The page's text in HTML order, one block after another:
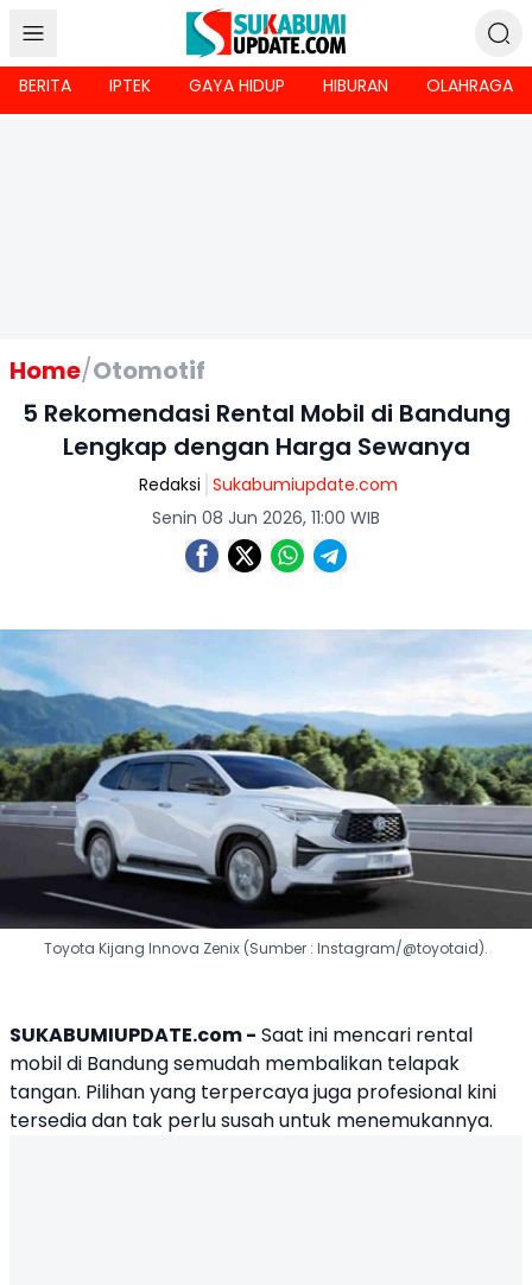
BERITA IPTEK GAYA HIDUP HIBURAN OLAHRAGA
Home/Otomotif
5 Rekomendasi Rental Mobil di Bandung
Lengkap dengan Harga Sewanya
Redaksi Sukabumiupdate.com
Senin 08 Jun 2026, 11:00 WIB
Toyota Kijang Innova Zenix (Sumber : Instagram/@toyotaid).
SUKABUMIUPDATE.com - Saat ini mencari rental
mobil di Bandung semudah membalikan telapak
tangan. Pilihan yang terpercaya juga profesional kini
tersedia dan tak perlu susah untuk menemukannya.